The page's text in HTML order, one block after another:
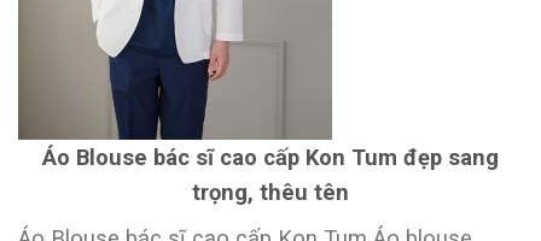
Áo Blouse bác sĩ cao cấp Kon Tum đẹp sang
trọng, thêu tên